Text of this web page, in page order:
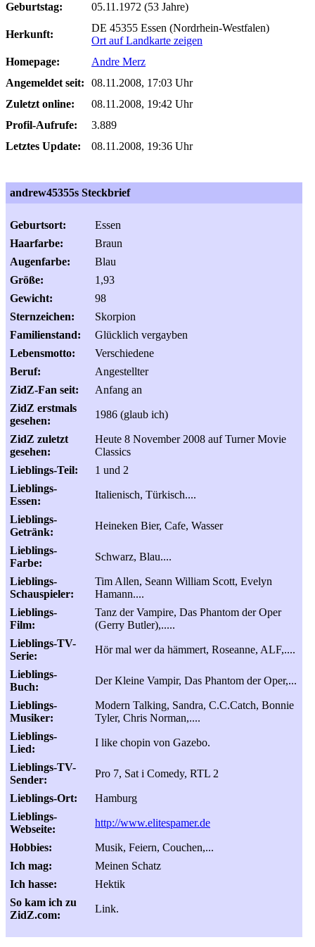
Geburtstag:
05.11.1972 (53 Jahre)
Herkunft:
DE 45355 Essen (Nordrhein-Westfalen)
Ort auf Landkarte zeigen
Homepage:
Andre Merz
Angemeldet seit:
08.11.2008, 17:03 Uhr
Zuletzt online:
08.11.2008, 19:42 Uhr
Profil-Aufrufe:
3.889
Letztes Update:
08.11.2008, 19:36 Uhr
andrew45355s Steckbrief
Geburtsort:
Essen
Haarfarbe:
Braun
Augenfarbe:
Blau
Größe:
1,93
Gewicht:
98
Sternzeichen:
Skorpion
Familienstand:
Glücklich vergayben
Lebensmotto:
Verschiedene
Beruf:
Angestellter
ZidZ-Fan seit:
Anfang an
ZidZ erstmals
gesehen:
1986 (glaub ich)
ZidZ zuletzt
gesehen:
Heute 8 November 2008 auf Turner Movie
Classics
Lieblings-Teil:
1 und 2
Lieblings-
Essen:
Italienisch, Türkisch....
Lieblings-
Getränk:
Heineken Bier, Cafe, Wasser
Lieblings-
Farbe:
Schwarz, Blau....
Lieblings-
Schauspieler:
Tim Allen, Seann William Scott, Evelyn
Hamann....
Lieblings-
Film:
Tanz der Vampire, Das Phantom der Oper
(Gerry Butler),.....
Lieblings-TV-
Serie:
Hör mal wer da hämmert, Roseanne, ALF,....
Lieblings-
Buch:
Der Kleine Vampir, Das Phantom der Oper,...
Lieblings-
Musiker:
Modern Talking, Sandra, C.C.Catch, Bonnie
Tyler, Chris Norman,....
Lieblings-
Lied:
I like chopin von Gazebo.
Lieblings-TV-
Sender:
Pro 7, Sat i Comedy, RTL 2
Lieblings-Ort:
Hamburg
Lieblings-
Webseite:
http://www.elitespamer.de
Hobbies:
Musik, Feiern, Couchen,...
Ich mag:
Meinen Schatz
Ich hasse:
Hektik
So kam ich zu
ZidZ.com:
Link.